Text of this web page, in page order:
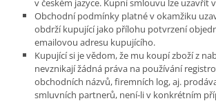
v českém jazyce. Kupní smlouvu lze uzavřít
Obchodní podmínky platné v okamžiku
obdrží kupující jako přílohu potvrzení
emailovou adresu kupujícího.
Kupující si je vědom, že mu koupí zboží z
nevznikají žádná práva na používání
obchodních názvů, firemních log, aj.
smluvních partnerů, není-li v konkrétním